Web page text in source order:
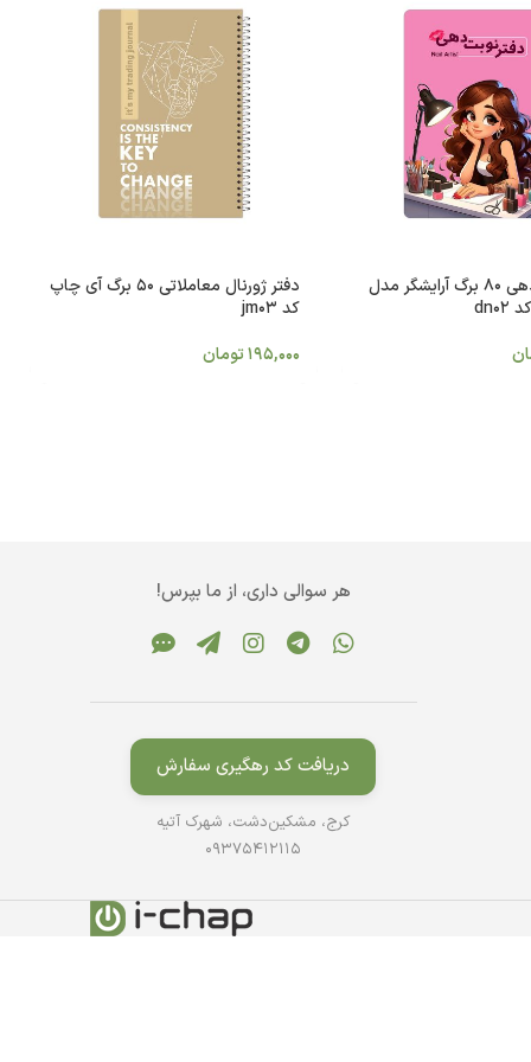
دفتر نوبت دهی 80 برگ آرایشگر مدل
دفتر ژورنال معاملاتی 50 برگ آی چاپ
کد jm03
195,000تومان
هر سوالی داری، از ما بپرس!
دریافت کد رهگیری سفارش
کرج، مشکین‌دشت، شهرک آتیه
09375412115